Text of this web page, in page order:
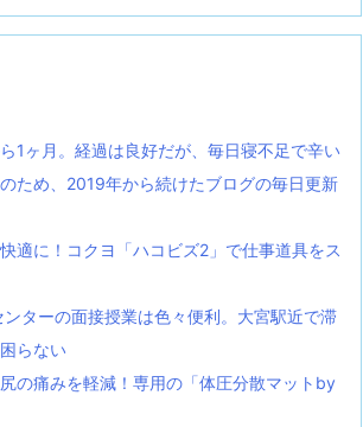
1ヶ月。経過は良好だが、毎日寝不足で辛い
ため、2019年から続けたブログの毎日更新
適に！コクヨ「ハコビズ2」で仕事道具をス
ターの面接授業は色々便利。大宮駅近で滞
らない
の痛みを軽減！専用の「体圧分散マットby